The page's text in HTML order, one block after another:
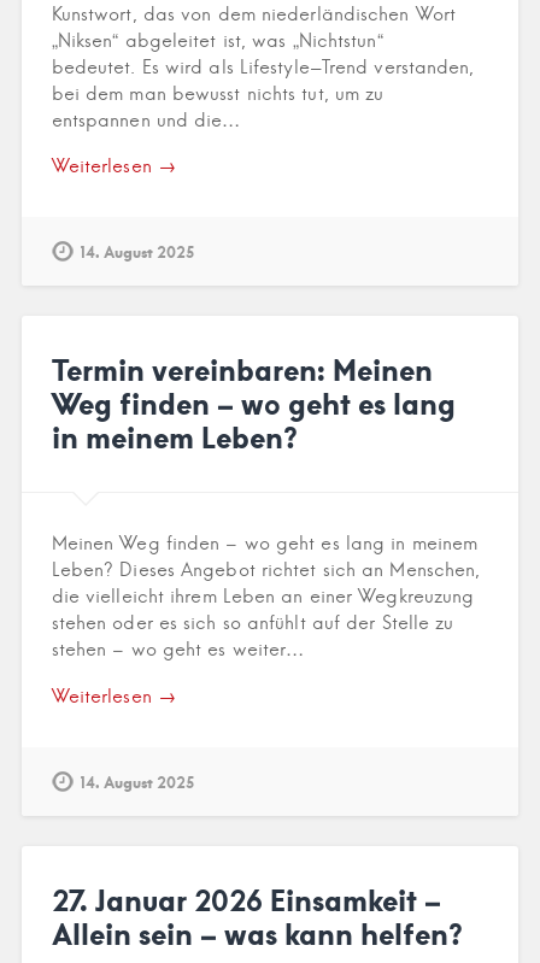
Kunstwort, das von dem niederländischen Wort
„Niksen“ abgeleitet ist, was „Nichtstun“
bedeutet. Es wird als Lifestyle-Trend verstanden,
bei dem man bewusst nichts tut, um zu
entspannen und die…
Weiterlesen →
14. August 2025
Termin vereinbaren: Meinen
Weg finden – wo geht es lang
in meinem Leben?
Meinen Weg finden – wo geht es lang in meinem
Leben? Dieses Angebot richtet sich an Menschen,
die vielleicht ihrem Leben an einer Wegkreuzung
stehen oder es sich so anfühlt auf der Stelle zu
stehen – wo geht es weiter…
Weiterlesen →
14. August 2025
27. Januar 2026 Einsamkeit –
Allein sein – was kann helfen?